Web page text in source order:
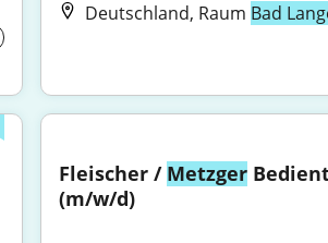
Deutschland, Raum Bad
Fleischer / Metzger
(m/w/d)